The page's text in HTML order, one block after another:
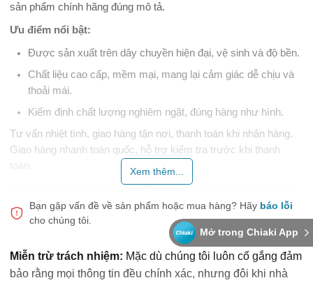
Mở trong Chiaki App
sản phẩm chính hãng đúng mô tả.
Ưu điểm nổi bật:
Được sản xuất trên dây chuyền hiện đại, vệ sinh và độ bền.
Chất liệu cao cấp, mềm mại, mang lại cảm giác dễ chịu và
thoải mái.
Kiểm định chất lượng nghiêm ngặt, đúng hàng như hình.
Tư vấn nhiệt tình, giao hàng tận nơi, thanh toán khi nhận hàng.
Giao hàng nhanh toàn quốc, hỗ trợ kiểm tra trước khi thanh
trước khi dùng. Kiểm tra hạn sử dụng và tình trạng bao bì trước
khi dùng.
Snap Shop đồng hành cùng sức khỏe và trải nghiệm của bạn.
Thực phẩm này không phải là thuốc, không có tác dụng thay
Xem thêm...
Bạn gặp vấn đề về sản phẩm hoặc mua hàng? Hãy báo lỗi
cho chúng tôi.
Miễn trừ trách nhiệm: Mặc dù chúng tôi luôn cố gắng đảm
bảo rằng mọi thông tin đều chính xác, nhưng đôi khi nhà